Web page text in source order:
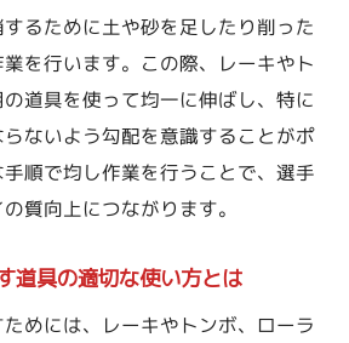
るために土や砂を足したり削った
を行います。この際、レーキやト
道具を使って均一に伸ばし、特に
ないよう勾配を意識することがポ
順で均し作業を行うことで、選手
質向上につながります。
道具の適切な使い方とは
めには、レーキやトンボ、ローラ